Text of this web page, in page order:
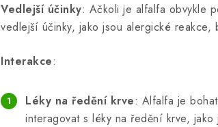
Vedlejší účinky: Ačkoli je alfalfa obvykle
vedlejší účinky, jako jsou alergické reakce,
Interakce:
Léky na ředění krve: Alfalfa je
interagovat s léky na ředění krve, jako